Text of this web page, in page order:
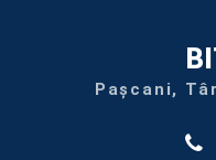
Pașcani,